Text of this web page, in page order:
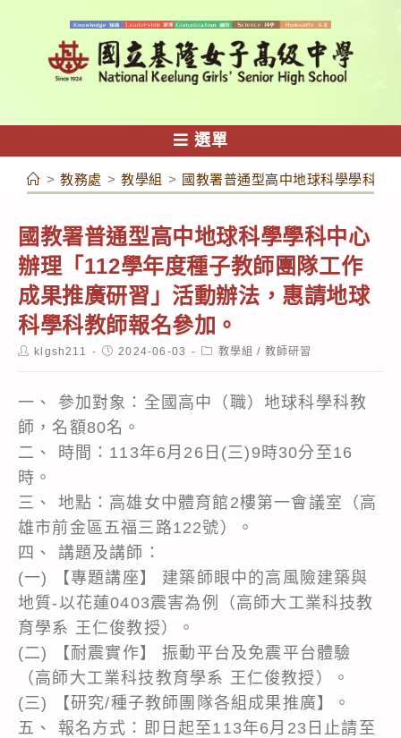
容
選單
> 教務處 > 教學組 > 國教署普通型高中地球科學學科中
國教署普通型高中地球科學學科中心
辦理「112學年度種子教師團隊工作
成果推廣研習」活動辦法，惠請地球
科學科教師報名參加。
Postklgsh211
Post2024-06-03
Post教學組 / 教師研習
一、 參加對象：全國高中（職）地球科學科教
師，名額80名。
二、 時間：113年6月26日(三)9時30分至16
時。
三、 地點：高雄女中體育館2樓第一會議室（高
雄市前金區五福三路122號）。
四、 講題及講師：
(一) 【專題講座】 建築師眼中的高風險建築與
地質-以花蓮0403震害為例（高師大工業科技教
育學系 王仁俊教授）。
(二) 【耐震實作】 振動平台及免震平台體驗
（高師大工業科技教育學系 王仁俊教授）。
(三) 【研究/種子教師團隊各組成果推廣】。
五、 報名方式：即日起至113年6月23日止請至